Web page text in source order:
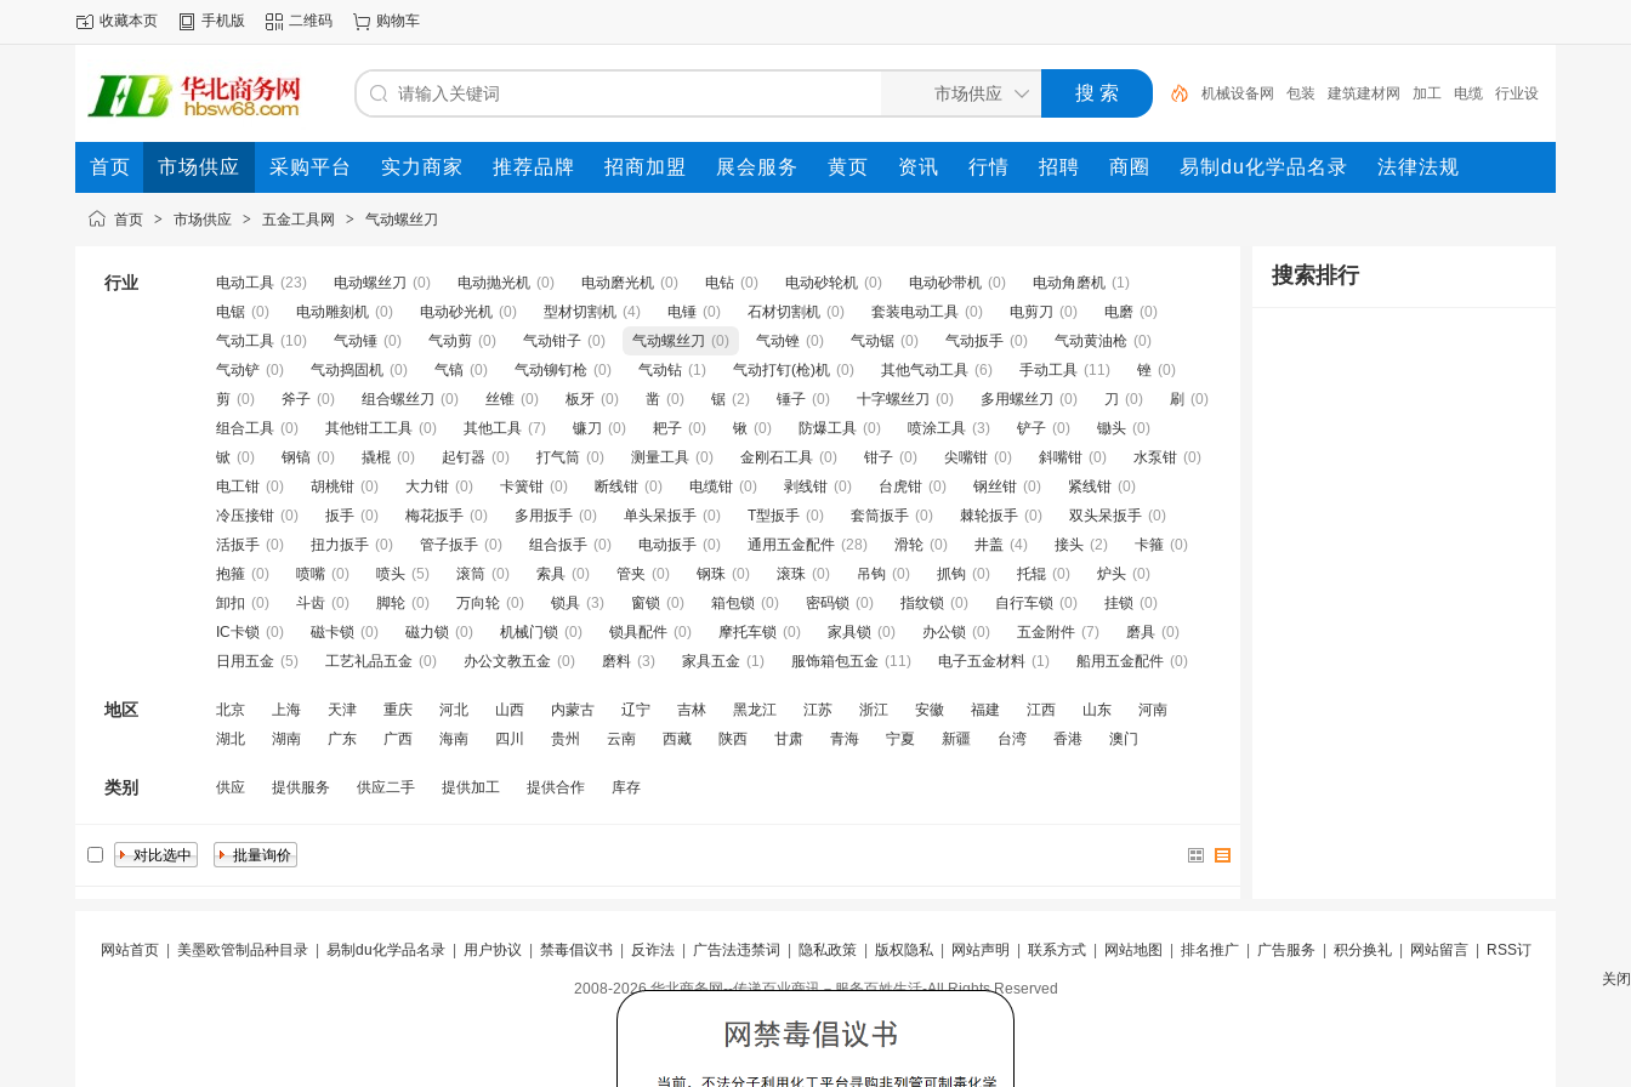
收藏本页 手机版 二维码 购物车
机械设备网 包装 建筑建材网 加工 电缆 行业设
备 陶瓷纤维模块 测量 环保设备 网
首页 市场供应 采购平台 实力商家 推荐品牌 招商加盟 展会服务 黄页 资讯 行情 招聘 商圈 易制du化学品名录 法律法规
首页 > 市场供应 > 五金工具网 > 气动螺丝刀
行业 电动工具 (23) 电动螺丝刀 (0) 电动抛光机 (0) 电动磨光机 (0) 电钻 (0) 电动砂轮机 (0) 电动砂带机 (0) 电动角磨机 (1)
电锯 (0) 电动雕刻机 (0) 电动砂光机 (0) 型材切割机 (4) 电锤 (0) 石材切割机 (0) 套装电动工具 (0) 电剪刀 (0) 电磨 (0)
气动工具 (10) 气动锤 (0) 气动剪 (0) 气动钳子 (0) 气动螺丝刀 (0) 气动锉 (0) 气动锯 (0) 气动扳手 (0) 气动黄油枪 (0)
气动铲 (0) 气动捣固机 (0) 气镐 (0) 气动铆钉枪 (0) 气动钻 (1) 气动打钉(枪)机 (0) 其他气动工具 (6) 手动工具 (11) 锉 (0)
剪 (0) 斧子 (0) 组合螺丝刀 (0) 丝锥 (0) 板牙 (0) 凿 (0) 锯 (2) 锤子 (0) 十字螺丝刀 (0) 多用螺丝刀 (0) 刀 (0) 刷 (0)
组合工具 (0) 其他钳工工具 (0) 其他工具 (7) 镰刀 (0) 耙子 (0) 锹 (0) 防爆工具 (0) 喷涂工具 (3) 铲子 (0) 锄头 (0)
锨 (0) 钢镐 (0) 撬棍 (0) 起钉器 (0) 打气筒 (0) 测量工具 (0) 金刚石工具 (0) 钳子 (0) 尖嘴钳 (0) 斜嘴钳 (0) 水泵钳 (0)
电工钳 (0) 胡桃钳 (0) 大力钳 (0) 卡簧钳 (0) 断线钳 (0) 电缆钳 (0) 剥线钳 (0) 台虎钳 (0) 钢丝钳 (0) 紧线钳 (0)
冷压接钳 (0) 扳手 (0) 梅花扳手 (0) 多用扳手 (0) 单头呆扳手 (0) T型扳手 (0) 套筒扳手 (0) 棘轮扳手 (0) 双头呆扳手 (0)
活扳手 (0) 扭力扳手 (0) 管子扳手 (0) 组合扳手 (0) 电动扳手 (0) 通用五金配件 (28) 滑轮 (0) 井盖 (4) 接头 (2) 卡箍 (0)
抱箍 (0) 喷嘴 (0) 喷头 (5) 滚筒 (0) 索具 (0) 管夹 (0) 钢珠 (0) 滚珠 (0) 吊钩 (0) 抓钩 (0) 托辊 (0) 炉头 (0)
卸扣 (0) 斗齿 (0) 脚轮 (0) 万向轮 (0) 锁具 (3) 窗锁 (0) 箱包锁 (0) 密码锁 (0) 指纹锁 (0) 自行车锁 (0) 挂锁 (0)
IC卡锁 (0) 磁卡锁 (0) 磁力锁 (0) 机械门锁 (0) 锁具配件 (0) 摩托车锁 (0) 家具锁 (0) 办公锁 (0) 五金附件 (7) 磨具 (0)
日用五金 (5) 工艺礼品五金 (0) 办公文教五金 (0) 磨料 (3) 家具五金 (1) 服饰箱包五金 (11) 电子五金材料 (1) 船用五金配件 (0)
地区 北京 上海 天津 重庆 河北 山西 内蒙古 辽宁 吉林 黑龙江 江苏 浙江 安徽 福建 江西 山东
河南
湖北
湖南 广东 广西 海南 四川 贵州 云南 西藏 陕西 甘肃 青海 宁夏 新疆 台湾 香港 澳门
类别 供应 提供服务 供应二手 提供加工 提供合作 库存
搜索排行
网站首页| 美墨欧管制品种目录| 易制du化学品名录| 用户协议 禁毒倡议书| 反诈法| 广告法违禁词 隐私政策| 版权隐私| 网站声明 联系方式| 网站地图 排名推广| 广告服务 积分换礼| 网站留言| RSS订
阅|违规举报|冀ICP备16010583号-5|冀公网安备13098402000099号
2008-2026 华北商务网--传递百业商讯－服务百姓生活-All Rights Reserved
邮箱：80276529@qq.com
关闭